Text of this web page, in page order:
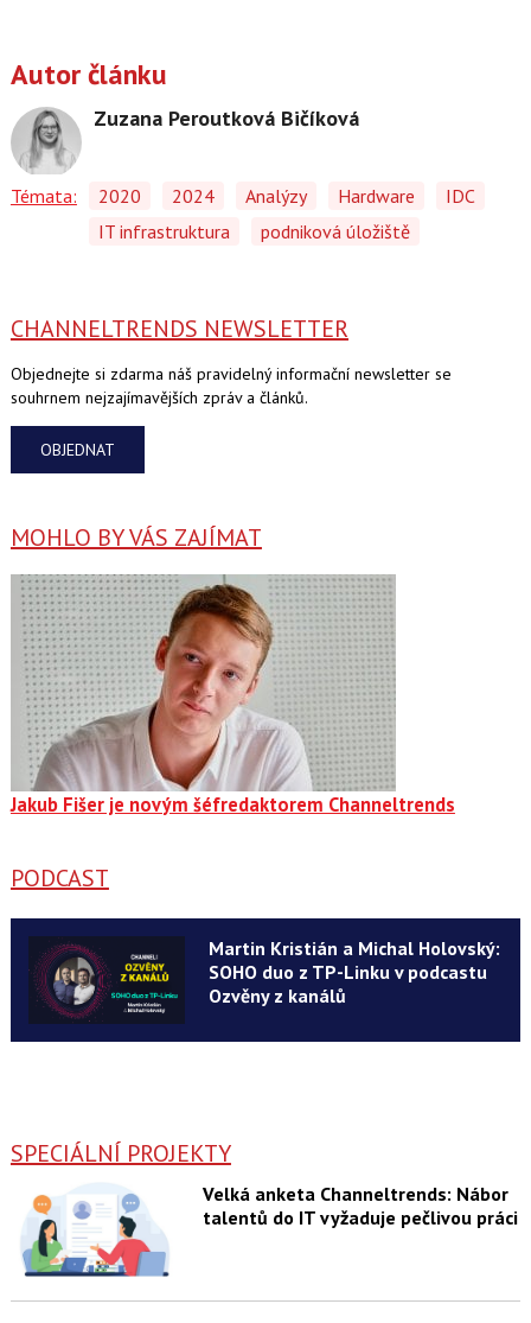
Autor článku
Zuzana Peroutková Bičíková
Témata: 2020 2024 Analýzy Hardware
IDC
IT infrastruktura
podniková úložiště
CHANNELTRENDS NEWSLETTER
Objednejte si zdarma náš pravidelný informační newsletter se
souhrnem nejzajímavějších zpráv a článků.
OBJEDNAT
MOHLO BY VÁS ZAJÍMAT
Jakub Fišer je novým šéfredaktorem Channeltrends
PODCAST
Martin Kristián a Michal Holovský:
SOHO duo z TP-Linku v podcastu
Ozvěny z kanálů
SPECIÁLNÍ PROJEKTY
Velká anketa Channeltrends: Nábor
talentů do IT vyžaduje pečlivou práci